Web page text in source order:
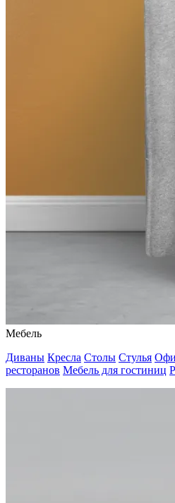
Мебель
Диваны Кресла Столы Стулья
ресторанов Мебель для гостиниц